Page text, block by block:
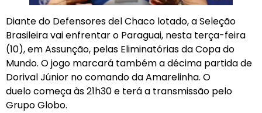
Diante do Defensores del Chaco lotado, a Seleção
Brasileira vai enfrentar o Paraguai, nesta terça-feira
(10), em Assunção, pelas Eliminatórias da Copa do
Mundo. O jogo marcará também a décima partida de
Dorival Júnior no comando da Amarelinha. O
duelo começa às 21h30 e terá a transmissão pelo
Grupo Globo.